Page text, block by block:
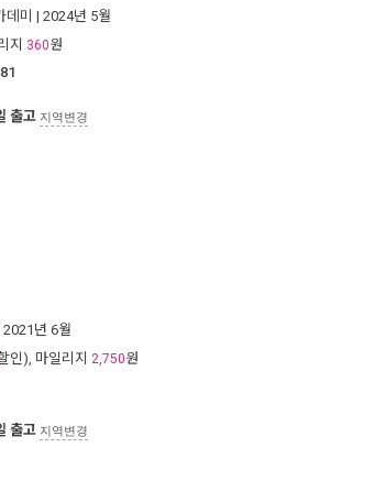
미 | 2024년 5월
지 360원
출고 지역변경
2021년 6월
인), 마일리지 2,750원
출고 지역변경